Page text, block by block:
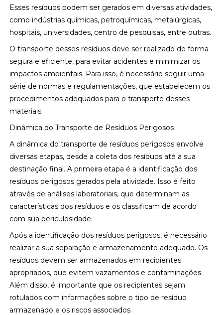
Esses resíduos podem ser gerados em diversas atividades,
como indústrias químicas, petroquímicas, metalúrgicas,
hospitais, universidades, centro de pesquisas, entre outras.
O transporte desses resíduos deve ser realizado de forma
segura e eficiente, para evitar acidentes e minimizar os
impactos ambientais. Para isso, é necessário seguir uma
série de normas e regulamentações, que estabelecem os
procedimentos adequados para o transporte desses
materiais.
Dinâmica do Transporte de Resíduos Perigosos
A dinâmica do transporte de resíduos perigosos envolve
diversas etapas, desde a coleta dos resíduos até a sua
destinação final. A primeira etapa é a identificação dos
resíduos perigosos gerados pela atividade. Isso é feito
através de análises laboratoriais, que determinam as
características dos resíduos e os classificam de acordo
com sua periculosidade.
Após a identificação dos resíduos perigosos, é necessário
realizar a sua separação e armazenamento adequado. Os
resíduos devem ser armazenados em recipientes
apropriados, que evitem vazamentos e contaminações.
Além disso, é importante que os recipientes sejam
rotulados com informações sobre o tipo de resíduo
armazenado e os riscos associados.